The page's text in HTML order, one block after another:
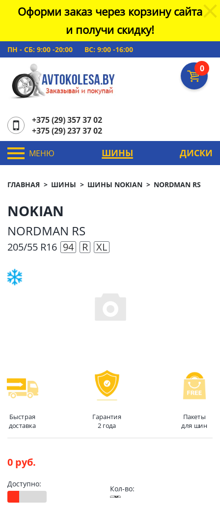
Оформи заказ через корзину сайта
и получи скидку!
ПН - СБ: 9:00 -20:00 ВС: 9:00 -16:00
0
+375 (29) 357 37 02
+375 (29) 237 37 02
МЕНЮ ШИНЫ ДИСКИ
ГЛАВНАЯ ШИНЫ ШИНЫ NOKIAN NORDMAN RS
NOKIAN
NORDMAN RS
205/55 R16 94 R XL
Быстрая
доставка
Гарантия
2 года
Пакеты
для шин
0 руб.
Доступно:
Кол-во: